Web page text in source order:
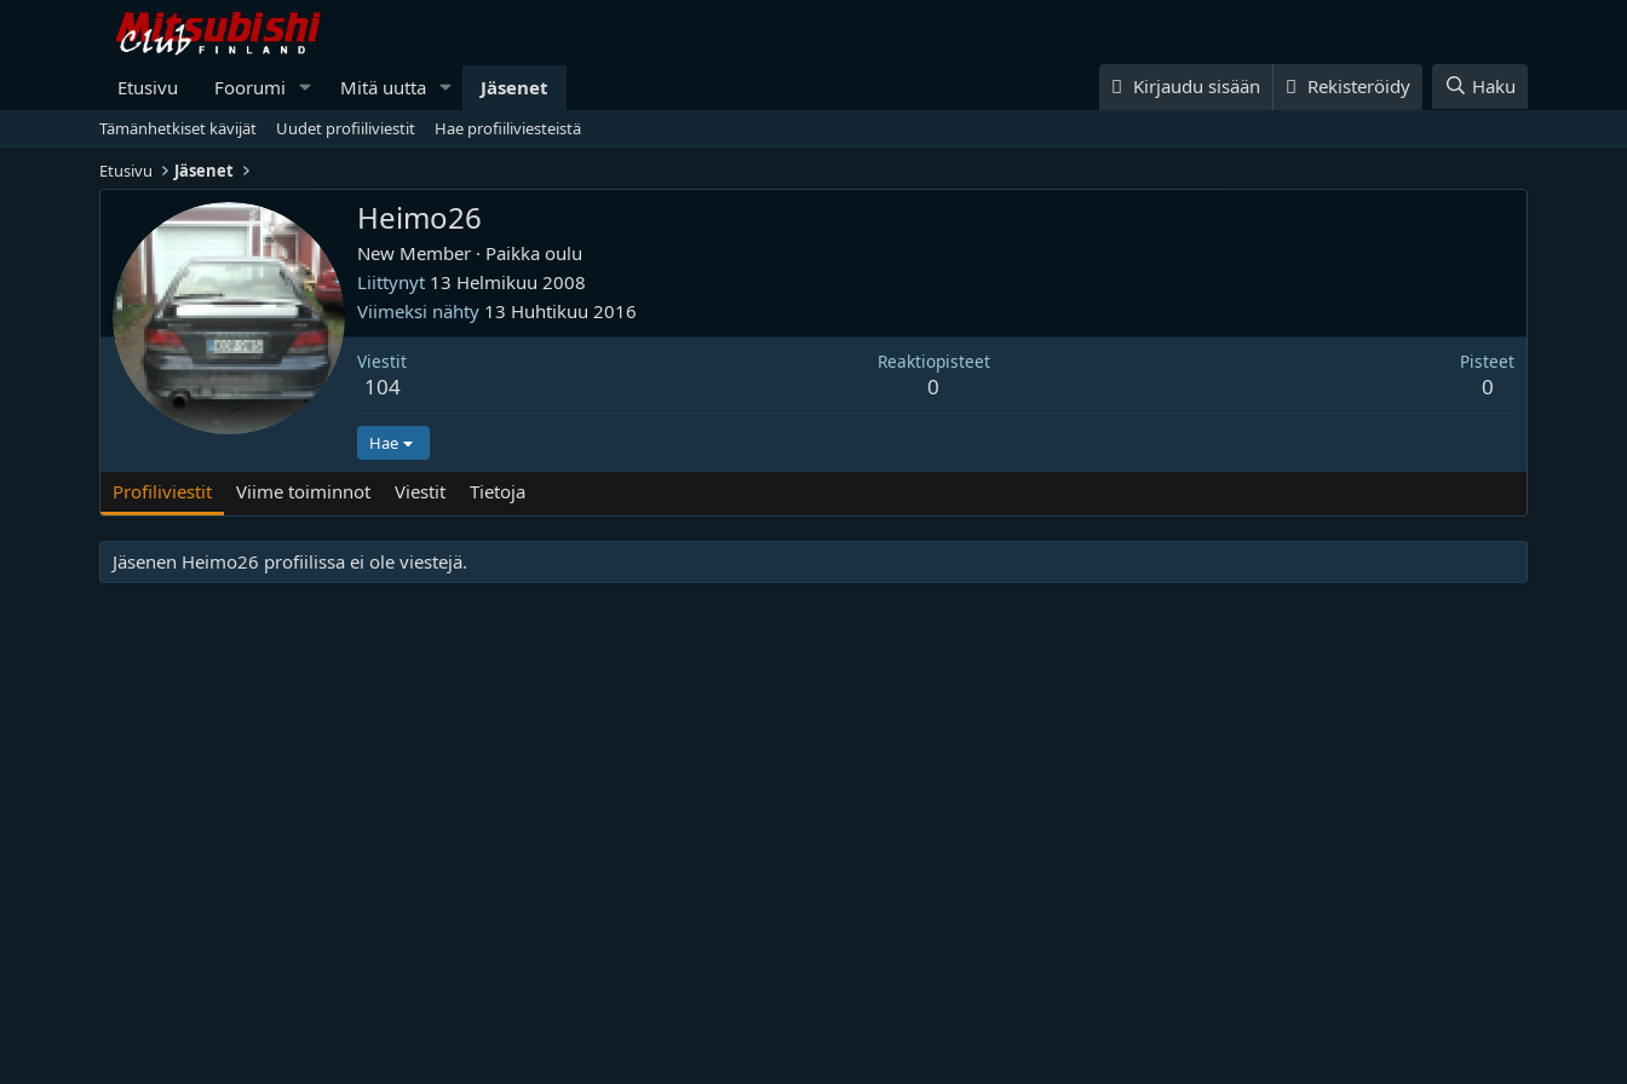
Etusivu Foorumi Mitä uutta Jäsenet Kirjaudu sisään Rekisteröidy Haku
Tämänhetkiset kävijät Uudet profiiliviestit
Hae profiiliviesteistä
Etusivu
Jäsenet
Heimo26
New Member · Paikka oulu
Liittynyt 13 Helmikuu 2008
Viimeksi nähty 13 Huhtikuu 2016
Viestit
104
Reaktiopisteet
0
Pisteet
0
Hae
Profiliviestit Viime toiminnot Viestit Tietoja
Jäsenen Heimo26 profiilissa ei ole viestejä.